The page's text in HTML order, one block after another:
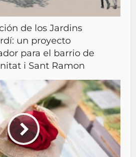
de los Jardins
un proyecto
para el barrio de
i Sant Ramon